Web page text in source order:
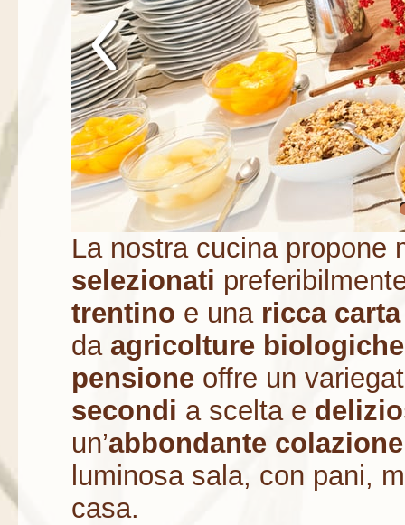
La nostra cucina propone
selezionati
trentino e una ricca
daagricolture biologiche
pensione offre un
secondi a scelta e
un’abbondante
luminosa sala, con pani,
casa.